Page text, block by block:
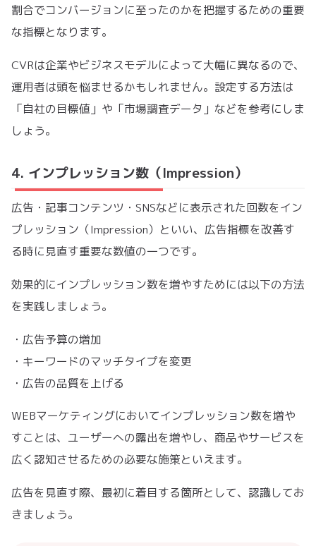
割合でコンバージョンに至ったのかを把握するための重要
な指標となります。
CVRは企業やビジネスモデルによって大幅に異なるので、
運用者は頭を悩ませるかもしれません。設定する方法は
「自社の目標値」や「市場調査データ」などを参考にしま
しょう。
4. インプレッション数（Impression）
広告・記事コンテンツ・SNSなどに表示された回数をイン
プレッション（Impression）といい、広告指標を改善す
る時に見直す重要な数値の一つです。
効果的にインプレッション数を増やすためには以下の方法
を実践しましょう。
・広告予算の増加
・キーワードのマッチタイプを変更
・広告の品質を上げる
WEBマーケティングにおいてインプレッション数を増や
すことは、ユーザーへの露出を増やし、商品やサービスを
広く認知させるための必要な施策といえます。
広告を見直す際、最初に着目する箇所として、認識してお
きましょう。